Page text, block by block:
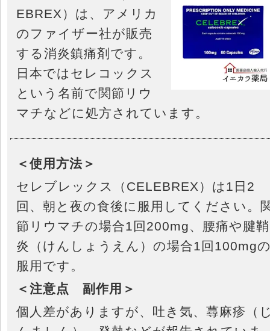
EBREX）は、アメリカ
のファイザー社が販売
する消炎鎮痛剤です。
日本ではセレコックス
という名前で関節リウ
マチなどに処方されています。
＜使用方法＞
セレブレックス（CELEBREX）は1日2
回、朝と夜の食後に服用してください。
節リウマチの場合1回200mg、腰痛や腱鞘
炎（けんしょうえん）の場合1回100mg
服用です。
＜注意点 副作用＞
個人差がありますが、吐き気、蕁麻疹（